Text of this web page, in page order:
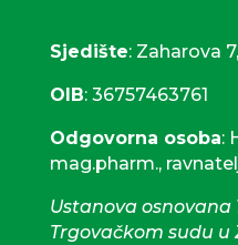
Sjedište: Zaharova
OIB: 36757463761
Odgovorna osoba:
mag.pharm.,
Ustanova osnovana
Trgovačkom sudu u